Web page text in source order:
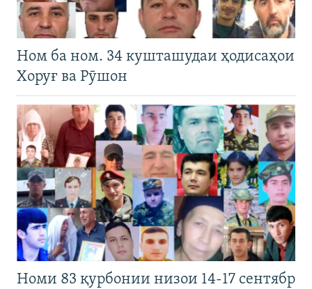
Ном ба ном. 34 кушташудаи ҳодисаҳои
Хоруғ ва Рӯшон
Номи 83 қурбонии низои 14-17 сентябр